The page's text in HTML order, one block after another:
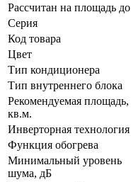
Рассчитан на площадь до
Серия
Код товара
Цвет
Тип кондиционера
Тип внутреннего блока
Рекомендуемая площадь,
кв.м.
Инверторная технология
Функция обогрева
Минимальный уровень
шума, дБ